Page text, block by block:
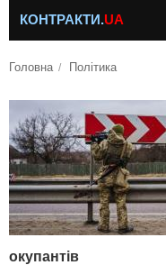
КОНТРАКТИ.UA
Головна Політика
окупантів